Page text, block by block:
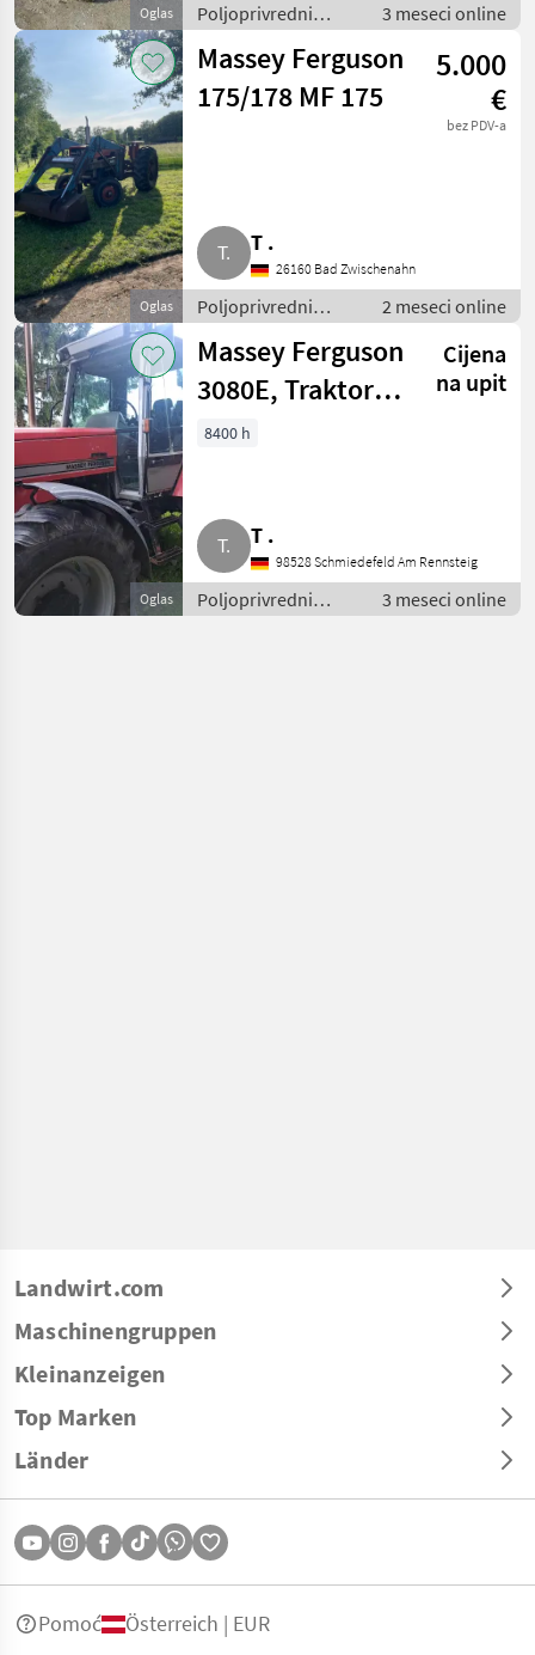
Oglas
Poljoprivredni
motorni strojevi /
Dvorišni utovarivači
3 meseci online
Oglas
Massey Ferguson
175/178 MF 175
5.000
€
bez PDV-a
T .
26160 Bad Zwischenahn
Poljoprivredni
motorni strojevi /
Dvorišni utovarivači
2 meseci online
Oglas
Massey Ferguson
3080E, Traktor,
Schlepper,
Cijena
na upit
8400 h
T .
98528 Schmiedefeld Am Rennsteig
Poljoprivredni
motorni strojevi /
3 meseci online
Landwirt.com
Maschinengruppen
Kleinanzeigen
Top Marken
Länder
Pomoć Österreich | EUR